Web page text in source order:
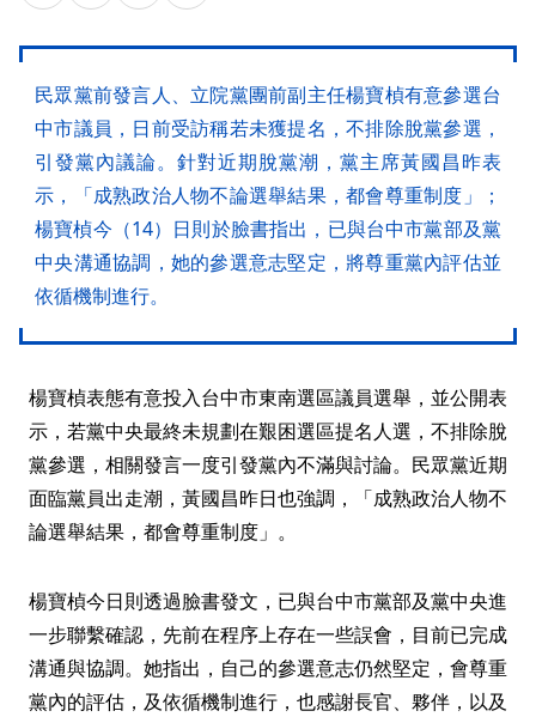
民眾黨前發言人、立院黨團前副主任楊寶楨有意參選台
中市議員，日前受訪稱若未獲提名，不排除脫黨參選，
引發黨內議論。針對近期脫黨潮，黨主席黃國昌昨表
示，「成熟政治人物不論選舉結果，都會尊重制度」；
楊寶楨今（14）日則於臉書指出，已與台中市黨部及黨
中央溝通協調，她的參選意志堅定，將尊重黨內評估並
依循機制進行。
楊寶楨表態有意投入台中市東南選區議員選舉，並公開表
示，若黨中央最終未規劃在艱困選區提名人選，不排除脫
黨參選，相關發言一度引發黨內不滿與討論。民眾黨近期
面臨黨員出走潮，黃國昌昨日也強調，「成熟政治人物不
論選舉結果，都會尊重制度」。
楊寶楨今日則透過臉書發文，已與台中市黨部及黨中央進
一步聯繫確認，先前在程序上存在一些誤會，目前已完成
溝通與協調。她指出，自己的參選意志仍然堅定，會尊重
黨內的評估，及依循機制進行，也感謝長官、夥伴，以及